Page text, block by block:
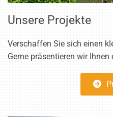
Unsere Projekte
Verschaffen Sie sich einen
Gerne präsentieren wir Ihnen